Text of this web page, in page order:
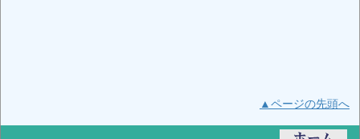
▲ページの先頭へ